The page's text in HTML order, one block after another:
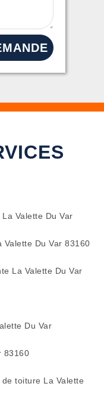
Valette Du Var
Du Var 83160
La Valette Du Var
Du Var
83160
toiture La Valette